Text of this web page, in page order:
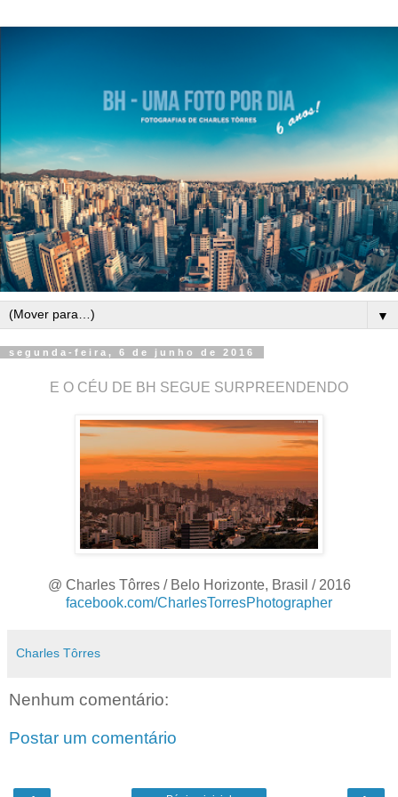
▼
segunda-feira, 6 de junho de 2016
E O CÉU DE BH SEGUE SURPREENDENDO
@ Charles Tôrres / Belo Horizonte, Brasil / 2016
facebook.com/CharlesTorresPhotographer
Charles Tôrres
Nenhum comentário:
Postar um comentário